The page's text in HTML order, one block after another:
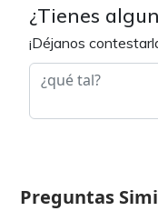
¿Tienes
¡Déjanos
Preguntas